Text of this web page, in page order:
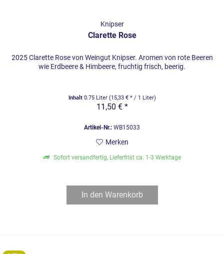
Knipser
Clarette Rose
2025 Clarette Rose von Weingut Knipser. Aromen von rote Beeren
wie Erdbeere & Himbeere, fruchtig frisch, beerig.
Inhalt 0.75 Liter (15,33 € * / 1 Liter)
11,50 € *
Artikel-Nr.: WB15033
Merken
Sofort versandfertig, Lieferfrist ca. 1-3 Werktage
In den Warenkorb